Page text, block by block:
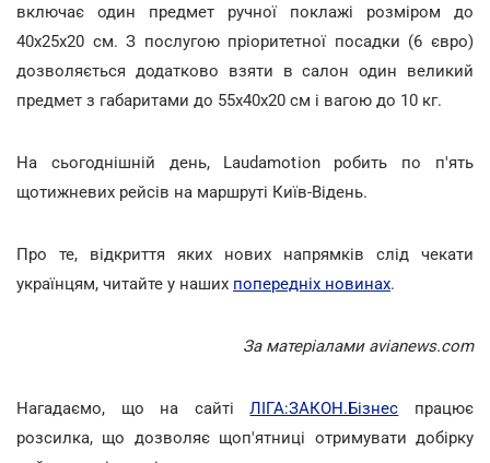
включає один предмет ручної поклажі розміром до
40х25х20 см. З послугою пріоритетної посадки (6 євро)
дозволяється додатково взяти в салон один великий
предмет з габаритами до 55х40х20 см і вагою до 10 кг.
На сьогоднішній день, Laudamotion робить по п'ять
щотижневих рейсів на маршруті Київ-Відень.
Про те, відкриття яких нових напрямків слід чекати
українцям, читайте у наших попередніх новинах.
За матеріалами avianews.com
Нагадаємо, що на сайтіЛІГА:ЗАКОН.Бізнес працює
розсилка, що дозволяє щоп'ятниці отримувати добірку